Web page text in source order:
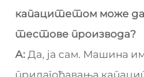
капацитетом може да
тестове производа?
А: Да, ја сам. Машина
прилагођавања